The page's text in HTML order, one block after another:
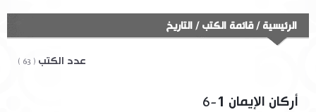
الرئيسية /قائمة الكتب/ التاريخ
عدد الكتب ( 63 )
أركان الإيمان 1-6